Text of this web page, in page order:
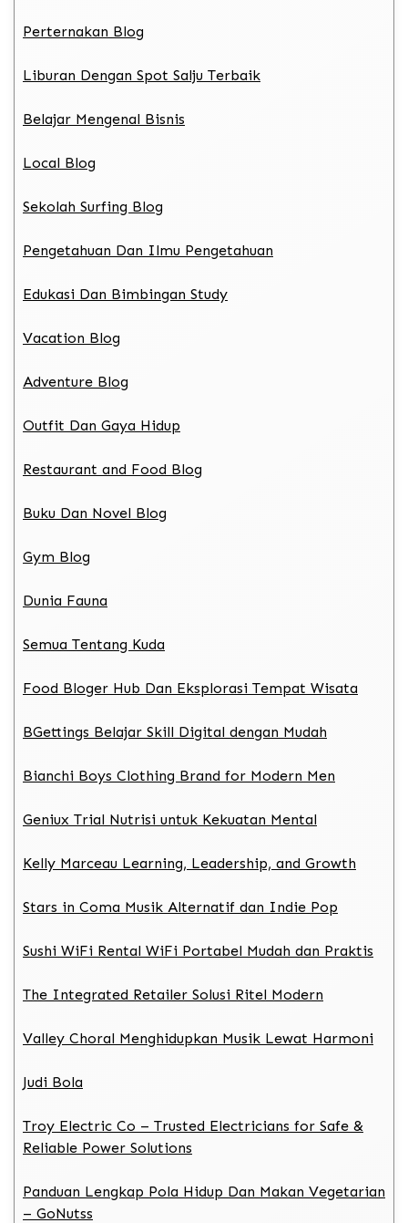
Perternakan Blog
Liburan Dengan Spot Salju Terbaik
Belajar Mengenal Bisnis
Local Blog
Sekolah Surfing Blog
Pengetahuan Dan Ilmu Pengetahuan
Edukasi Dan Bimbingan Study
Vacation Blog
Adventure Blog
Outfit Dan Gaya Hidup
Restaurant and Food Blog
Buku Dan Novel Blog
Gym Blog
Dunia Fauna
Semua Tentang Kuda
Food Bloger Hub Dan Eksplorasi Tempat Wisata
BGettings Belajar Skill Digital dengan Mudah
Bianchi Boys Clothing Brand for Modern Men
Geniux Trial Nutrisi untuk Kekuatan Mental
Kelly Marceau Learning, Leadership, and Growth
Stars in Coma Musik Alternatif dan Indie Pop
Sushi WiFi Rental WiFi Portabel Mudah dan Praktis
The Integrated Retailer Solusi Ritel Modern
Valley Choral Menghidupkan Musik Lewat Harmoni
Judi Bola
Troy Electric Co – Trusted Electricians for Safe &
Reliable Power Solutions
Panduan Lengkap Pola Hidup Dan Makan Vegetarian
– GoNutss